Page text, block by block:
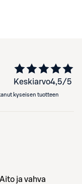
Keskiarvo4,5/5
kyseisen tuotteen
ja vahva